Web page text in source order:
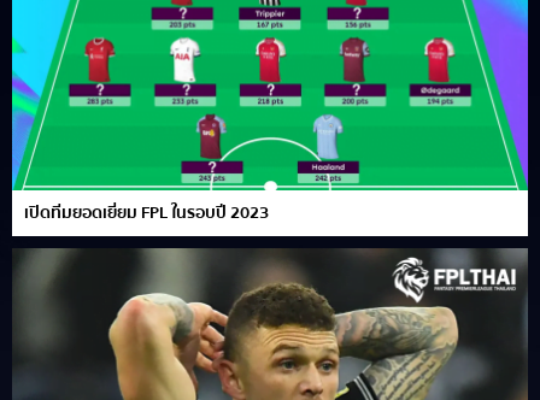
เปิดทีมยอดเยี่ยม FPL ในรอบปี 2023